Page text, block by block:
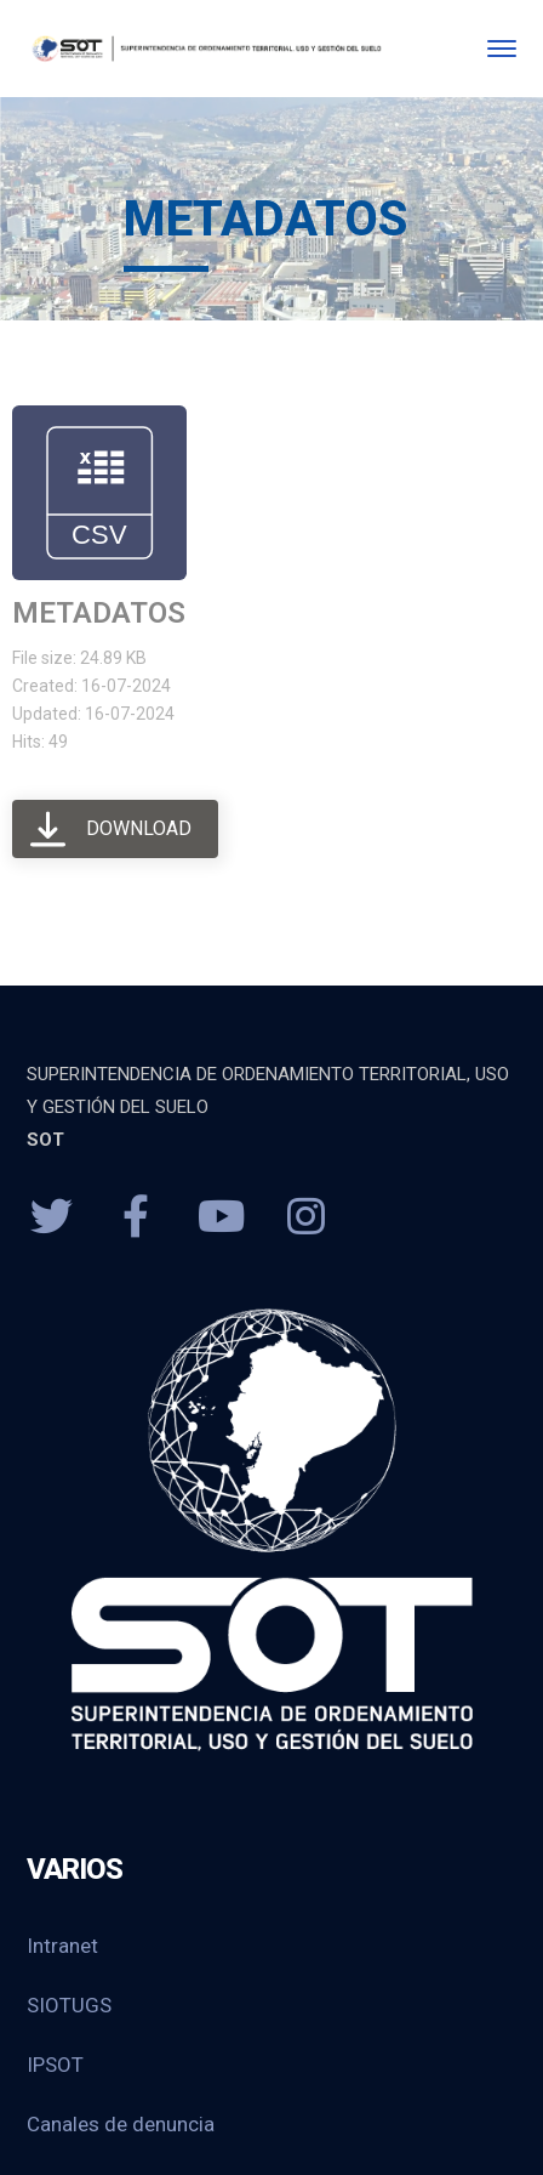
METADATOS
METADATOS
File size: 24.89 KB
Created: 16-07-2024
Updated: 16-07-2024
Hits: 49
DOWNLOAD
SUPERINTENDENCIA DE ORDENAMIENTO TERRITORIAL, USO
Y GESTIÓN DEL SUELO
SOT
VARIOS
Intranet
SIOTUGS
IPSOT
Canales de denuncia